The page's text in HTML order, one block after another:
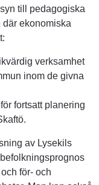
till pedagogiska
ekonomiska
verksamhet
inom de givna
fortsatt planering
av Lysekils
för- och